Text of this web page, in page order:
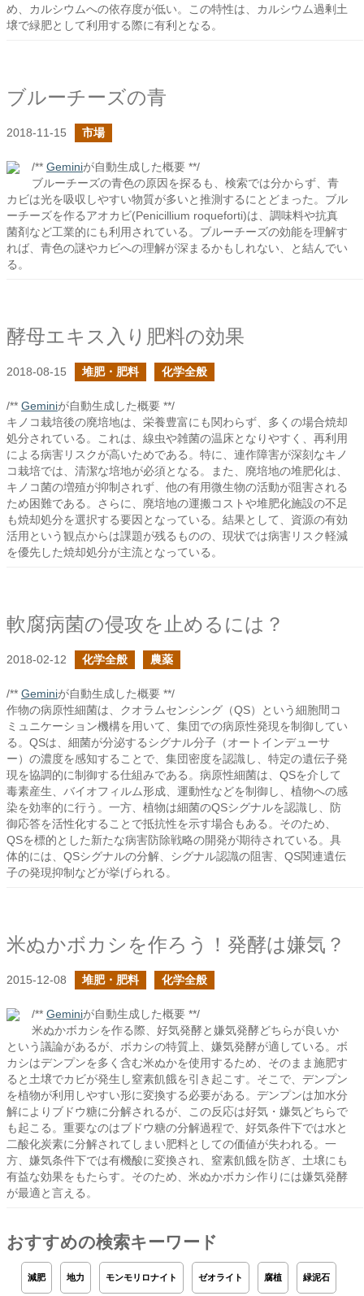
め、カルシウムへの依存度が低い。この特性は、カルシウム過剰土
壌で緑肥として利用する際に有利となる。
ブルーチーズの青
2018-11-15 市場
/** Geminiが自動生成した概要 **/
ブルーチーズの青色の原因を探るも、検索では分からず、青
カビは光を吸収しやすい物質が多いと推測するにとどまった。ブル
ーチーズを作るアオカビ(Penicillium roqueforti)は、調味料や抗真
菌剤など工業的にも利用されている。ブルーチーズの効能を理解す
れば、青色の謎やカビへの理解が深まるかもしれない、と結んでい
る。
酵母エキス入り肥料の効果
2018-08-15 堆肥・肥料 化学全般
/** Geminiが自動生成した概要 **/
キノコ栽培後の廃培地は、栄養豊富にも関わらず、多くの場合焼却
処分されている。これは、線虫や雑菌の温床となりやすく、再利用
による病害リスクが高いためである。特に、連作障害が深刻なキノ
コ栽培では、清潔な培地が必須となる。また、廃培地の堆肥化は、
キノコ菌の増殖が抑制されず、他の有用微生物の活動が阻害される
ため困難である。さらに、廃培地の運搬コストや堆肥化施設の不足
も焼却処分を選択する要因となっている。結果として、資源の有効
活用という観点からは課題が残るものの、現状では病害リスク軽減
を優先した焼却処分が主流となっている。
軟腐病菌の侵攻を止めるには？
2018-02-12 化学全般 農薬
/** Geminiが自動生成した概要 **/
作物の病原性細菌は、クオラムセンシング（QS）という細胞間コ
ミュニケーション機構を用いて、集団での病原性発現を制御してい
る。QSは、細菌が分泌するシグナル分子（オートインデューサ
ー）の濃度を感知することで、集団密度を認識し、特定の遺伝子発
現を協調的に制御する仕組みである。病原性細菌は、QSを介して
毒素産生、バイオフィルム形成、運動性などを制御し、植物への感
染を効率的に行う。一方、植物は細菌のQSシグナルを認識し、防
御応答を活性化することで抵抗性を示す場合もある。そのため、
QSを標的とした新たな病害防除戦略の開発が期待されている。具
体的には、QSシグナルの分解、シグナル認識の阻害、QS関連遺伝
子の発現抑制などが挙げられる。
米ぬかボカシを作ろう！発酵は嫌気？
2015-12-08 堆肥・肥料 化学全般
/** Geminiが自動生成した概要 **/
米ぬかボカシを作る際、好気発酵と嫌気発酵どちらが良いか
という議論があるが、ボカシの特質上、嫌気発酵が適している。ボ
カシはデンプンを多く含む米ぬかを使用するため、そのまま施肥す
ると土壌でカビが発生し窒素飢餓を引き起こす。そこで、デンプン
を植物が利用しやすい形に変換する必要がある。デンプンは加水分
解によりブドウ糖に分解されるが、この反応は好気・嫌気どちらで
も起こる。重要なのはブドウ糖の分解過程で、好気条件下では水と
二酸化炭素に分解されてしまい肥料としての価値が失われる。一
方、嫌気条件下では有機酸に変換され、窒素飢餓を防ぎ、土壌にも
有益な効果をもたらす。そのため、米ぬかボカシ作りには嫌気発酵
が最適と言える。
おすすめの検索キーワード
減肥 地力 モンモリロナイト ゼオライト 腐植 緑泥石